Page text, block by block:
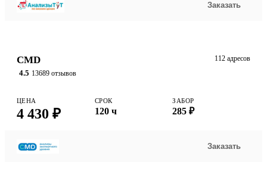
Заказать
CMD
4.5 13689 отзывов
112 адресов
ЦЕНА
4 430 ₽
СРОК
120 ч
ЗАБОР
285 ₽
Заказать